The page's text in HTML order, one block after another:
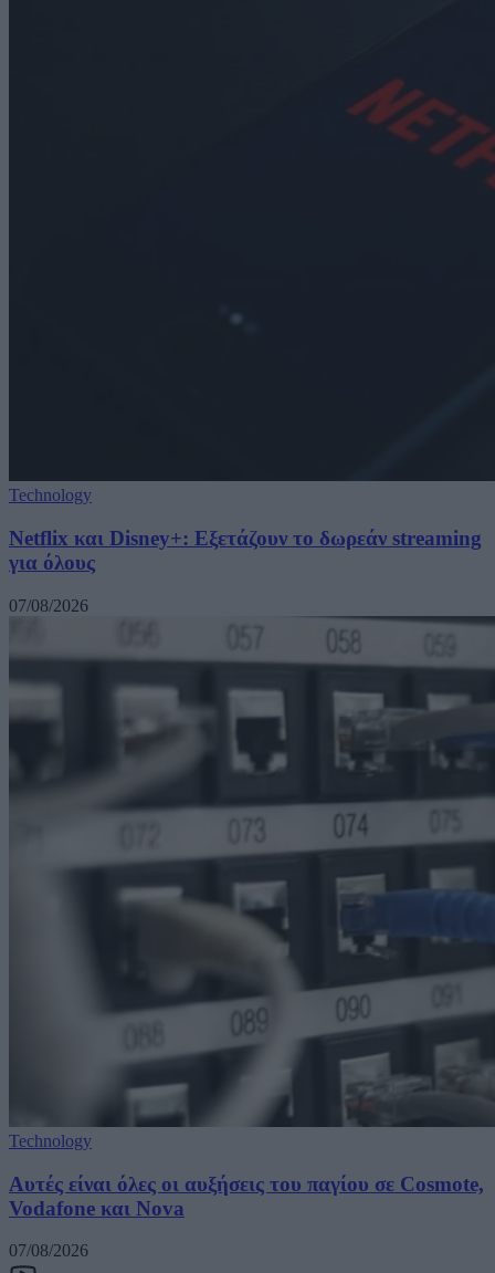
Technology
Netflix και Disney+: Εξετάζουν το δωρεάν streaming
για όλους
07/08/2026
Technology
Αυτές είναι όλες οι αυξήσεις του παγίου σε Cosmote,
Vodafone και Nova
07/08/2026